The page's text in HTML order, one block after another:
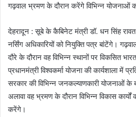
गढ़वाल भ्रमण के दौरान करेंगे विभिन्न योजनाओं का
देहरादून : सूबे के कैबिनेट मंत्री डॉ. धन सिंह
नर्सिंग अधिकारियों को नियुक्ति पत्र बांटेंगे।
दौरे के दौरान वह विभिन्न स्थानों पर विकसित
प्रधानमंत्री विश्वकर्मा योजना की कार्यशाला में
सरकार की विभिन्न जनकल्याणकारी योजनाओं के
अलावा वह भ्रमण के दौरान विभिन्न विकास कार्यों
करेंगे।